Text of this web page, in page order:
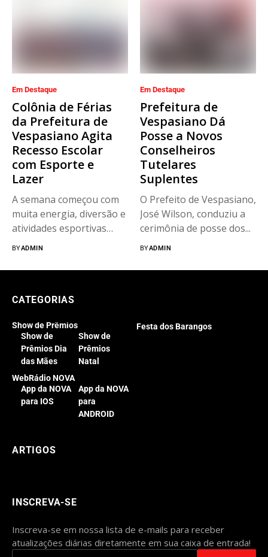
Em Destaque
Colônia de Férias
da Prefeitura de
Vespasiano Agita
Recesso Escolar
com Esporte e
Lazer
A semana começou com
muita energia, diversão e
atividades esportivas
para os...
BYADMIN
Em Destaque
Prefeitura de
Vespasiano Dá
Posse a Novos
Conselheiros
Tutelares
Suplentes
O Prefeito de Vespasiano,
José Wilson, conduziu a
cerimônia de posse dos...
BYADMIN
CATEGORIAS
Show de Prêmios
Show de
Prêmios Dia
das Mães
Show de
Prêmios
Natal
Festa dos Barangos
WebRádio NOVA
App da NOVA
para IOS
App da NOVA
para
ANDROID
ARTIGOS
INSCREVA-SE
Inscreva-se em nossa lista de e-mails para receber
atualizações diárias diretamente em sua caixa de entrada!